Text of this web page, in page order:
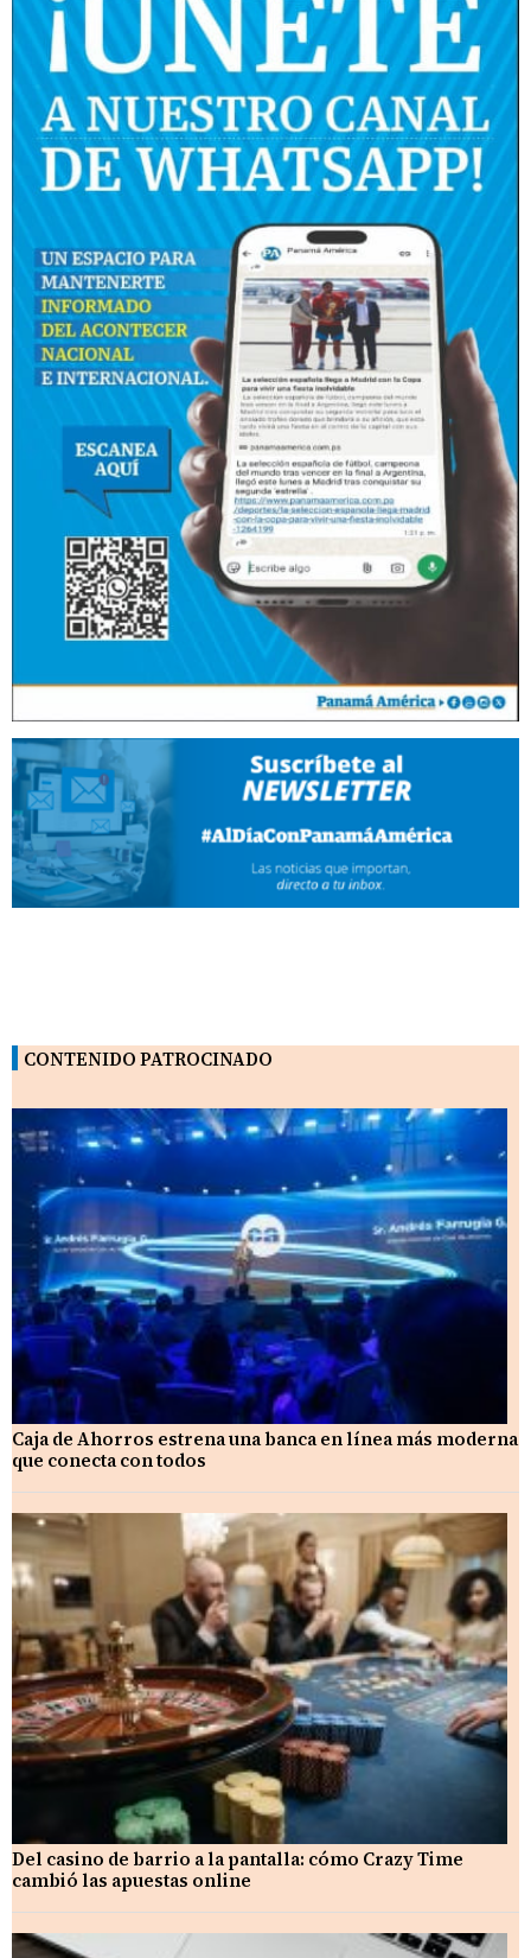
CONTENIDO PATROCINADO
Caja de Ahorros estrena una banca en línea más moderna
que conecta con todos
Del casino de barrio a la pantalla: cómo Crazy Time
cambió las apuestas online